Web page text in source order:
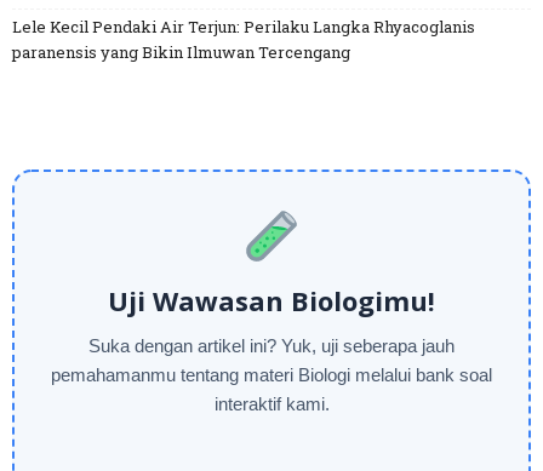
Lele Kecil Pendaki Air Terjun: Perilaku Langka Rhyacoglanis
paranensis yang Bikin Ilmuwan Tercengang
Uji Wawasan Biologimu!
Suka dengan artikel ini? Yuk, uji seberapa jauh
pemahamanmu tentang materi Biologi melalui bank soal
interaktif kami.